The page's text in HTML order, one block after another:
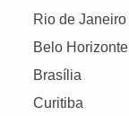
Rio de Janeiro
Belo Horizonte
Brasília
Curitiba